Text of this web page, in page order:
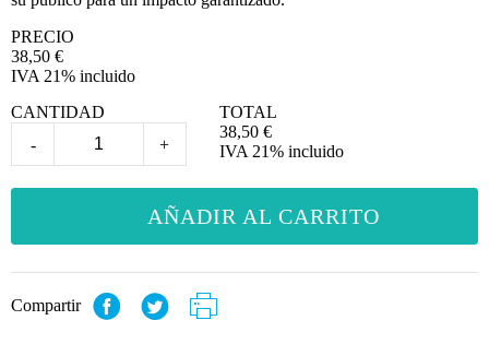
PRECIO
38,50 €
IVA 21% incluido
CANTIDAD
-
+
TOTAL
38,50 €
IVA 21% incluido
AÑADIR AL CARRITO
Compartir